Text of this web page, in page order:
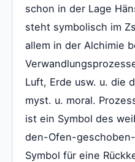
schon in der Lage
steht symbolisch im
allem in der Alchimie
Luft, Erde usw. u. die
myst. u. moral.
ist ein Symbol des
den-Ofen-
Symbol für eine